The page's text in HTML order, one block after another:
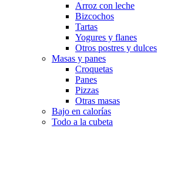
Arroz con leche
Bizcochos
Tartas
Yogures y flanes
Otros postres y dulces
Masas y panes
Croquetas
Panes
Pizzas
Otras masas
Bajo en calorías
Todo a la cubeta